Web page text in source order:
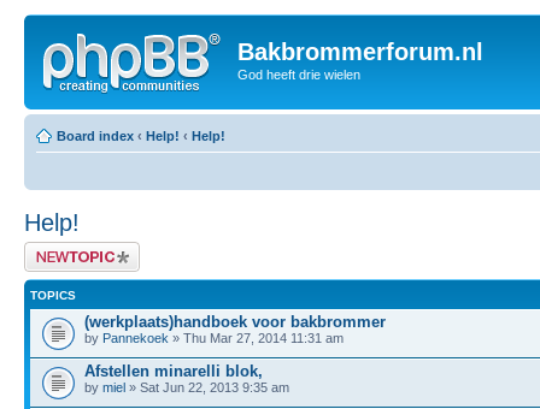
Bakbrommerforum.nl
God heeft drie wielen
Board index ‹ Help! ‹ Help!
Help!
Post a new topic
TOPICS
(werkplaats)handboek voor bakbrommer
by Pannekoek » Thu Mar 27, 2014 11:31 am
Afstellen minarelli blok,
by miel » Sat Jun 22, 2013 9:35 am